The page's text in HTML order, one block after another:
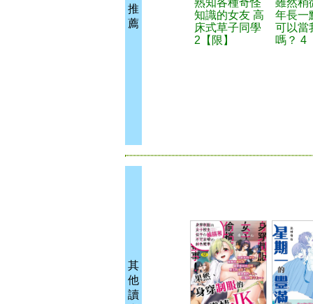
推
薦
熟知各種奇怪
知識的女友 高
床式草子同學
2【限】
雖然稍
年長一
可以當
嗎？ 4
其
他
讀